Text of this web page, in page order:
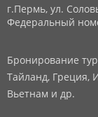
г.Пермь, ул.
Федеральный
Бронирование
Тайланд, Греция,
Вьетнам и др.